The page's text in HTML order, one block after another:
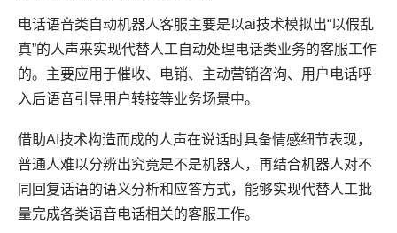
电话语音类自动机器人客服主要是以ai技术模拟出“以假乱
真”的人声来实现代替人工自动处理电话类业务的客服工作
的。主要应用于催收、电销、主动营销咨询、用户电话呼
入后语音引导用户转接等业务场景中。
借助AI技术构造而成的人声在说话时具备情感细节表现，
普通人难以分辨出究竟是不是机器人，再结合机器人对不
同回复话语的语义分析和应答方式，能够实现代替人工批
量完成各类语音电话相关的客服工作。